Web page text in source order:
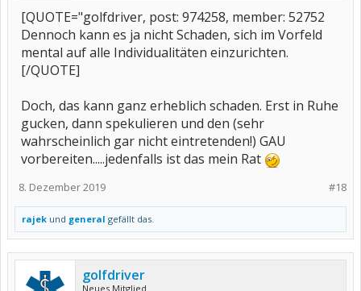
[QUOTE="golfdriver, post: 974258, member: 52752
Dennoch kann es ja nicht Schaden, sich im Vorfeld
mental auf alle Individualitäten einzurichten.
[/QUOTE]
Doch, das kann ganz erheblich schaden. Erst in Ruhe
gucken, dann spekulieren und den (sehr
wahrscheinlich gar nicht eintretenden!) GAU
vorbereiten.....jedenfalls ist das mein Rat
#18
8. Dezember 2019
rajek und general gefällt das.
golfdriver
Neues Mitglied